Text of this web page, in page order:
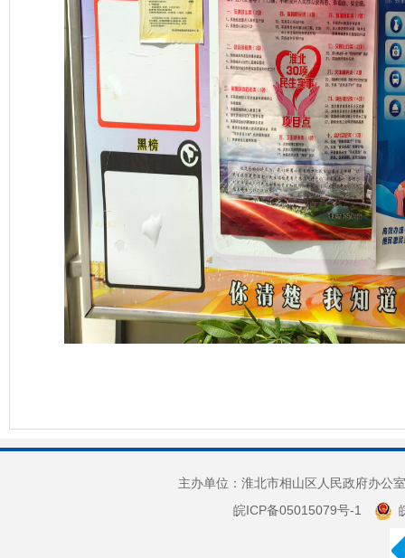
主办单位：淮北市相山区人民政府办
皖ICP备05015079号-1